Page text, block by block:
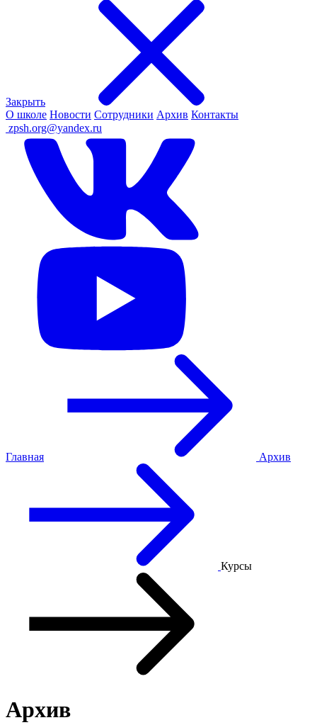
Закрыть
О школе Новости Сотрудники Архив Контакты
zpsh.org@yandex.ru
Главная Архив
Курсы
Архив